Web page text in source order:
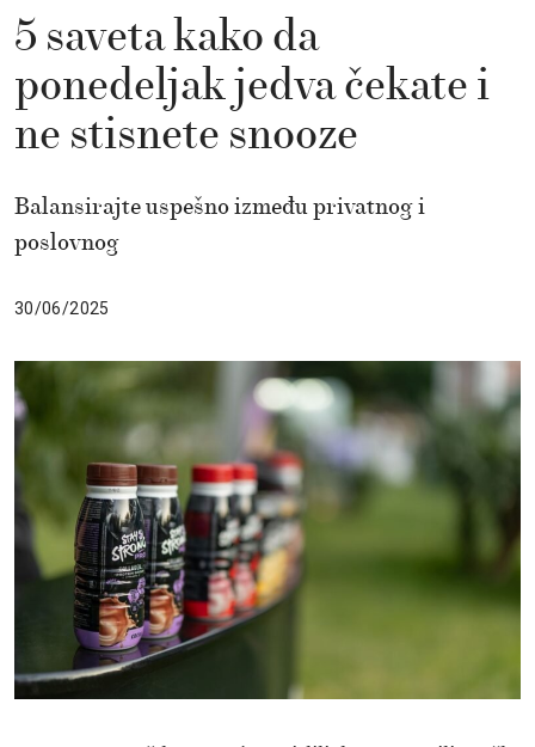
5 saveta kako da
ponedeljak jedva čekate i
ne stisnete snooze
Balansirajte uspešno između privatnog i
poslovnog
30/06/2025